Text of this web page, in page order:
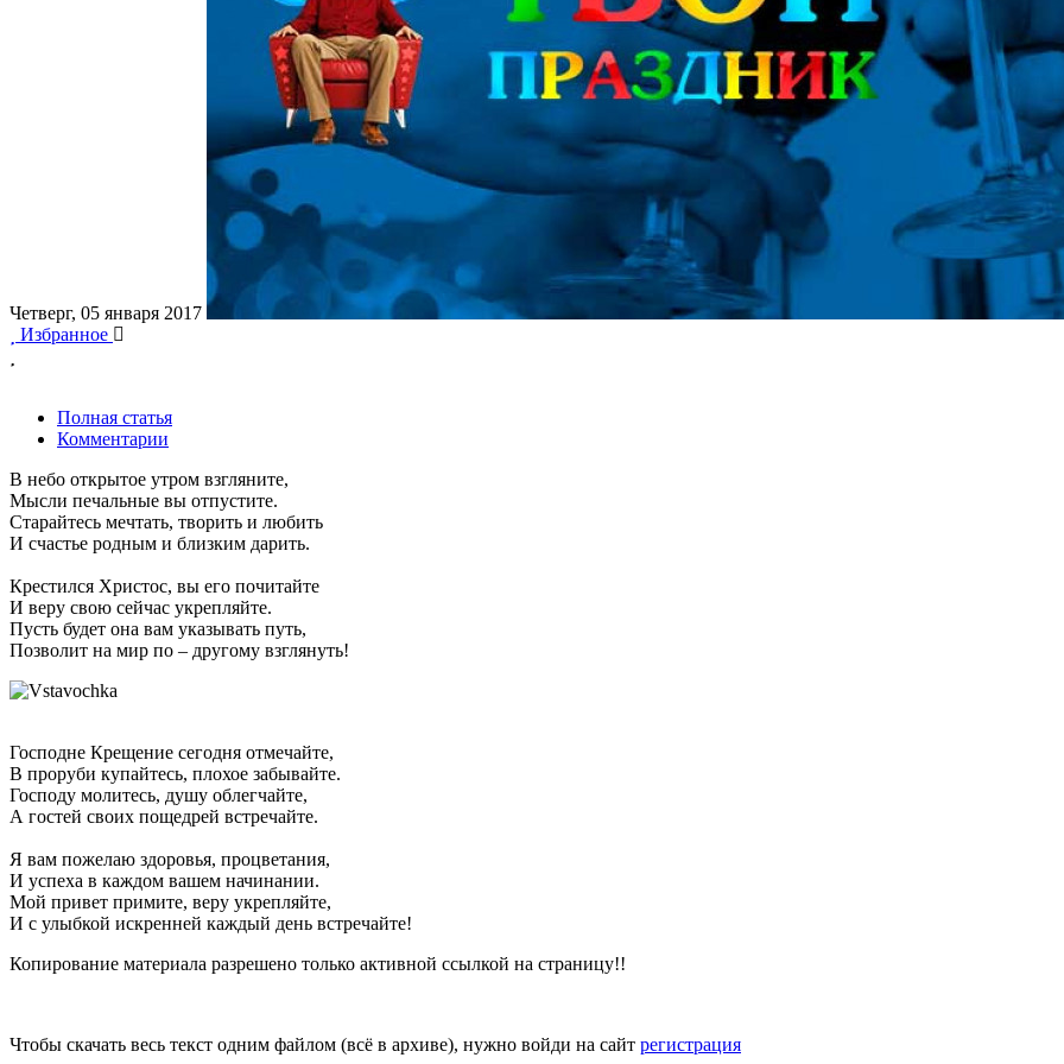
Четверг, 05 января 2017
Избранное
Полная статья
Комментарии
В небо открытое утром взгляните,
Мысли печальные вы отпустите.
Старайтесь мечтать, творить и любить
И счастье родным и близким дарить.
Крестился Христос, вы его почитайте
И веру свою сейчас укрепляйте.
Пусть будет она вам указывать путь,
Позволит на мир по – другому взглянуть!
Господне Крещение сегодня отмечайте,
В проруби купайтесь, плохое забывайте.
Господу молитесь, душу облегчайте,
А гостей своих пощедрей встречайте.
Я вам пожелаю здоровья, процветания,
И успеха в каждом вашем начинании.
Мой привет примите, веру укрепляйте,
И с улыбкой искренней каждый день встречайте!
Копирование материала разрешено только активной ссылкой на страницу!!
Чтобы скачать весь текст одним файлом (всё в архиве), нужно войди на сайт регистрация